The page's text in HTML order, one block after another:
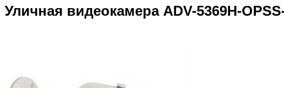
Уличная видеокамера ADV-5369H-